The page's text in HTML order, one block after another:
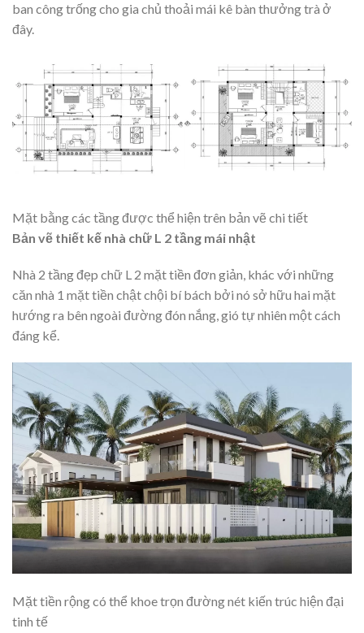
ban công trống cho gia chủ thoải mái kê bàn thưởng trà ở
đây.
Mặt bằng các tầng được thể hiện trên bản vẽ chi tiết
Bản vẽ thiết kế nhà chữ L 2 tầng mái nhật
Nhà 2 tầng đẹp chữ L 2 mặt tiền đơn giản, khác với những
căn nhà 1 mặt tiền chật chội bí bách bởi nó sở hữu hai mặt
hướng ra bên ngoài đường đón nắng, gió tự nhiên một cách
đáng kể.
Mặt tiền rộng có thể khoe trọn đường nét kiến trúc hiện đại
tinh tế